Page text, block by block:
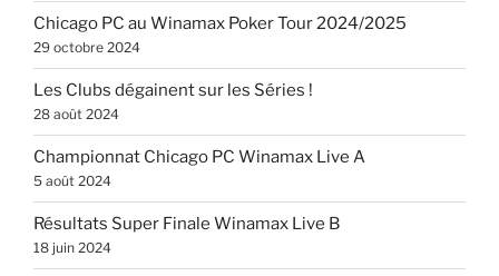
Chicago PC au Winamax Poker Tour 2024/2025
29 octobre 2024
Les Clubs dégainent sur les Séries !
28 août 2024
Championnat Chicago PC Winamax Live A
5 août 2024
Résultats Super Finale Winamax Live B
18 juin 2024